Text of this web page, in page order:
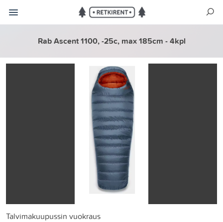
Rab Ascent 1100, -25c, max 185cm - 4kpl
Talvimakuupussin vuokraus